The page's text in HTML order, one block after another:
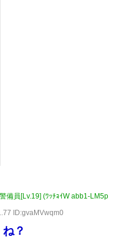
備員[Lv.19] (ﾜｯﾁｮｲW abb1-LM5p
ID:gvaMVwqm0
？